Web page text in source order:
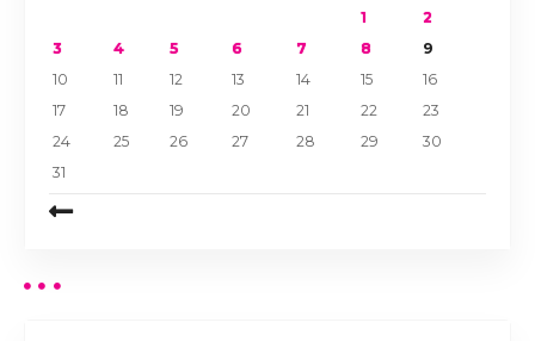
1
2
3
4 5 6 7 8
9
10
11 12 13 14 15
16
17
18 19 20 21 22
23
24
25 26 27 28 29
30
31